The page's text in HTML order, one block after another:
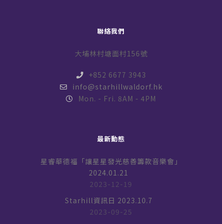
聯絡我們
大埔林村塘面村156號
+852 6677 3943
info@starhillwaldorf.hk
Mon. - Fri. 8AM - 4PM
最新動態
星睿華德福「讓星星發光慈善籌款音樂會」
2024.01.21
2023-12-19
Starhill資訊日 2023.10.7
2023-09-25